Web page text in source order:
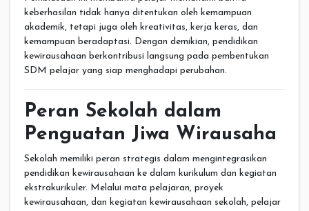
keberhasilan tidak hanya ditentukan oleh kemampuan
akademik, tetapi juga oleh kreativitas, kerja keras, dan
kemampuan beradaptasi. Dengan demikian, pendidikan
kewirausahaan berkontribusi langsung pada pembentukan
SDM pelajar yang siap menghadapi perubahan.
Peran Sekolah dalam
Penguatan Jiwa Wirausaha
Sekolah memiliki peran strategis dalam mengintegrasikan
pendidikan kewirausahaan ke dalam kurikulum dan kegiatan
ekstrakurikuler. Melalui mata pelajaran, proyek
kewirausahaan, dan kegiatan kewirausahaan sekolah, pelajar